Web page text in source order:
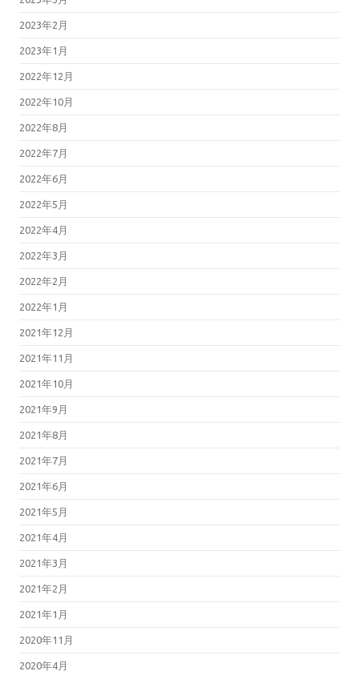
2023年2月
2023年1月
2022年12月
2022年10月
2022年8月
2022年7月
2022年6月
2022年5月
2022年4月
2022年3月
2022年2月
2022年1月
2021年12月
2021年11月
2021年10月
2021年9月
2021年8月
2021年7月
2021年6月
2021年5月
2021年4月
2021年3月
2021年2月
2021年1月
2020年11月
2020年4月